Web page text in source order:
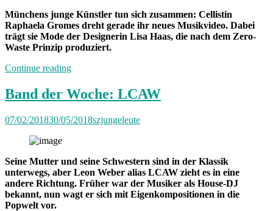
Münchens junge Künstler tun sich zusammen: Cellistin
Raphaela Gromes dreht gerade ihr neues Musikvideo. Dabei
trägt sie Mode der Designerin Lisa Haas, die nach dem Zero-
Waste Prinzip produziert.
Continue reading„Neuland:
Raphaela
Gromes“
Band der Woche: LCAW
07/02/201830/05/2018szjungeleute
Seine Mutter und seine Schwestern sind in der Klassik
unterwegs, aber Leon Weber alias LCAW zieht es in eine
andere Richtung. Früher war der Musiker als House-DJ
bekannt, nun wagt er sich mit Eigenkompositionen in die
Popwelt vor.